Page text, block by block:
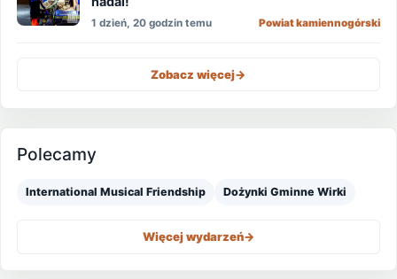
1 dzień, 20 godzin temu Powiat kamiennogórski
Zobacz więcej->
Polecamy
International Musical Friendship Dożynki Gminne Wirki
Więcej wydarzeń->